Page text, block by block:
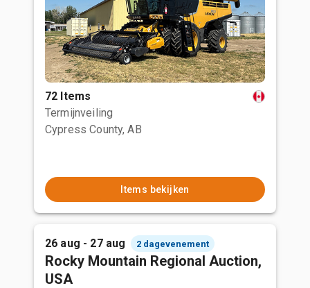
72 Items
Termijnveiling
Cypress County, AB
Items bekijken
26 aug - 27 aug 2 dagevenement
Rocky Mountain Regional Auction,
USA